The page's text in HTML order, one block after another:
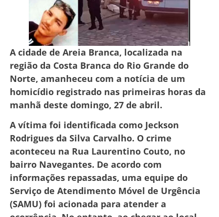
A cidade de Areia Branca, localizada na
região da Costa Branca do Rio Grande do
Norte, amanheceu com a notícia de um
homicídio registrado nas primeiras horas da
manhã deste domingo, 27 de abril.
A vítima foi identificada como Jeckson
Rodrigues da Silva Carvalho. O crime
aconteceu na Rua Laurentino Couto, no
bairro Navegantes. De acordo com
informações repassadas, uma equipe do
Serviço de Atendimento Móvel de Urgência
(SAMU) foi acionada para atender a